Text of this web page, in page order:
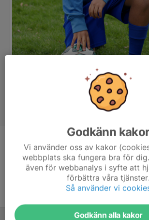
Position
-
Ålder
14 år
Godkänn
Vi använder oss av kakor
webbplats ska fungera bra för
även för webbanalys i syfte att
förbättra våra tjänster.
Så använder vi
Godkänn alla kakor